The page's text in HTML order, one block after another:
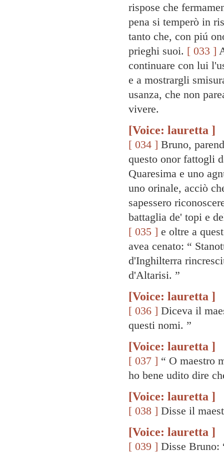
rispose che
pena si temperò in
tanto che, con piú
prieghi suoi. [ 033 ]
continuare con lui
e a mostrargli
usanza, che non
vivere.
[Voice: lauretta ]
[ 034 ] Bruno,
questo onor fattogli
Quaresima e uno
uno orinale, acciò
sapessero
battaglia de' topi e
[ 035 ] e oltre a
avea cenato: “
d'Inghilterra
d'Altarisi. ”
[Voice: lauretta ]
[ 036 ] Diceva il
questi nomi. ”
[Voice: lauretta ]
[ 037 ] “ O maestro
ho bene udito dire
[Voice: lauretta ]
[ 038 ] Disse il
[Voice: lauretta ]
[ 039 ] Disse Bruno: